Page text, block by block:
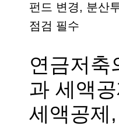
펀드 변경, 분산
점검 필수
연금저축
과 세액
세액공제